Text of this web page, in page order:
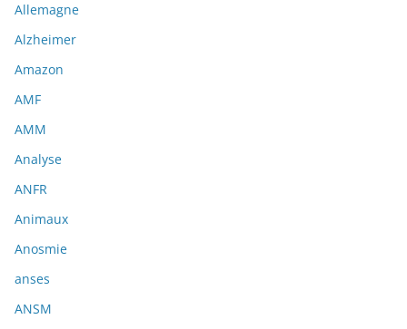
Allemagne
Alzheimer
Amazon
AMF
AMM
Analyse
ANFR
Animaux
Anosmie
anses
ANSM